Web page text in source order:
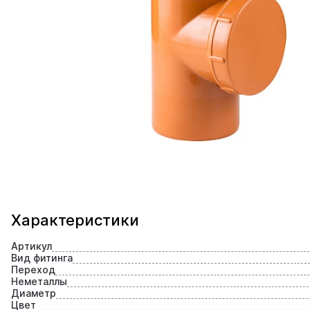
Характеристики
Артикул
Вид фитинга
Переход
Неметаллы
Диаметр
Цвет